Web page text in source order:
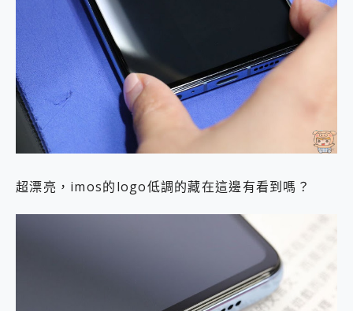
超漂亮，imos的logo低調的藏在這邊有看到嗎？